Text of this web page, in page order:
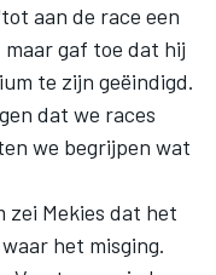
aan de race een
maar gaf toe dat hij
te zijn geëindigd.
dat we races
we begrijpen wat
zei Mekies dat het
het misging.